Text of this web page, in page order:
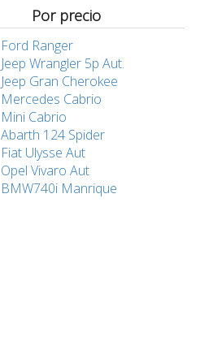
Por precio
Ford Ranger
Jeep Wrangler 5p Aut.
Jeep Gran Cherokee
Mercedes Cabrio
Mini Cabrio
Abarth 124 Spider
Fiat Ulysse Aut
Opel Vivaro Aut
BMW740i Manrique